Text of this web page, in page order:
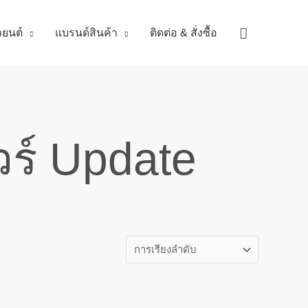
ยนต์ แบรนด์สินค้า ติดต่อ & สั่งซื้อ Search
Update